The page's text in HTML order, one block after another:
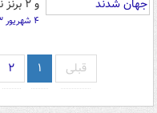
و ۲ برنز نایب قهرمان جهان شد.
۴ شهریور ۰۳ - ۲۲:۲۲
قبلی ۱ ۲